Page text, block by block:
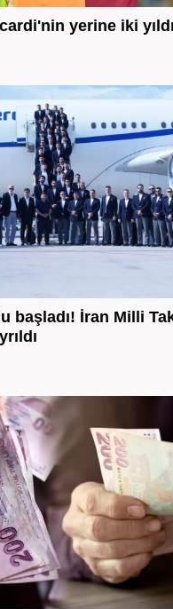
yerine iki
başladı! İran Milli